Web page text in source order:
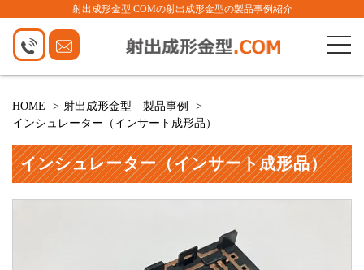
射出成形金型.COMの射出成形金型の製品事例紹介
HOME
射出成形金型 製品事例
インシュレーター（インサート成形品）
インシュレーター（インサート成形品）